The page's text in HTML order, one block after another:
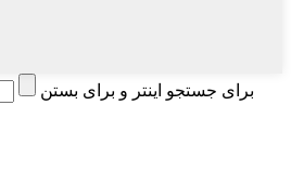
برای جستجو اینتر و برای بستن